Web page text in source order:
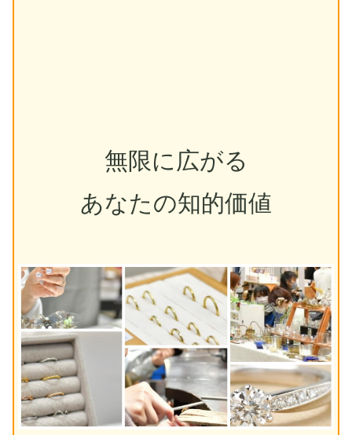
無限に広がる
あなたの知的価値